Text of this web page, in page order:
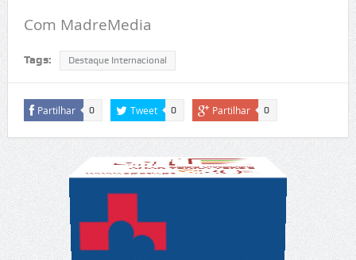
Com MadreMedia
Tags: Destaque Internacional
Partilhar 0 Tweet 0 Partilhar 0